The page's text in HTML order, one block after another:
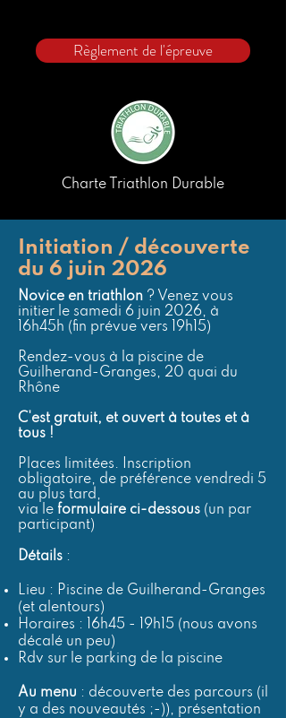
Règlement de l'épreuve
Charte Triathlon Durable
Initiation / découverte
du 6 juin 2026
Novice en triathlon ? Venez vous
initier le samedi 6 juin 2026, à
16h45h (fin prévue vers 19h15)
Rendez-vous à la piscine de
Guilherand-Granges, 20 quai du
Rhône
C'est gratuit, et ouvert à toutes et à
tous !
​Places limitées. Inscription
obligatoire, de préférence vendredi 5
au plus tard,
via le formulaire ci-dessous (un par
participant)
Détails :
Lieu : Piscine de Guilherand-Granges
(et alentours)
Horaires : 16h45 - 19h15 (nous avons
décalé un peu)
Rdv sur le parking de la piscine
Au menu : découverte des parcours (il
y a des nouveautés ;-)), présentation